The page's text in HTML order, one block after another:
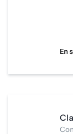
En